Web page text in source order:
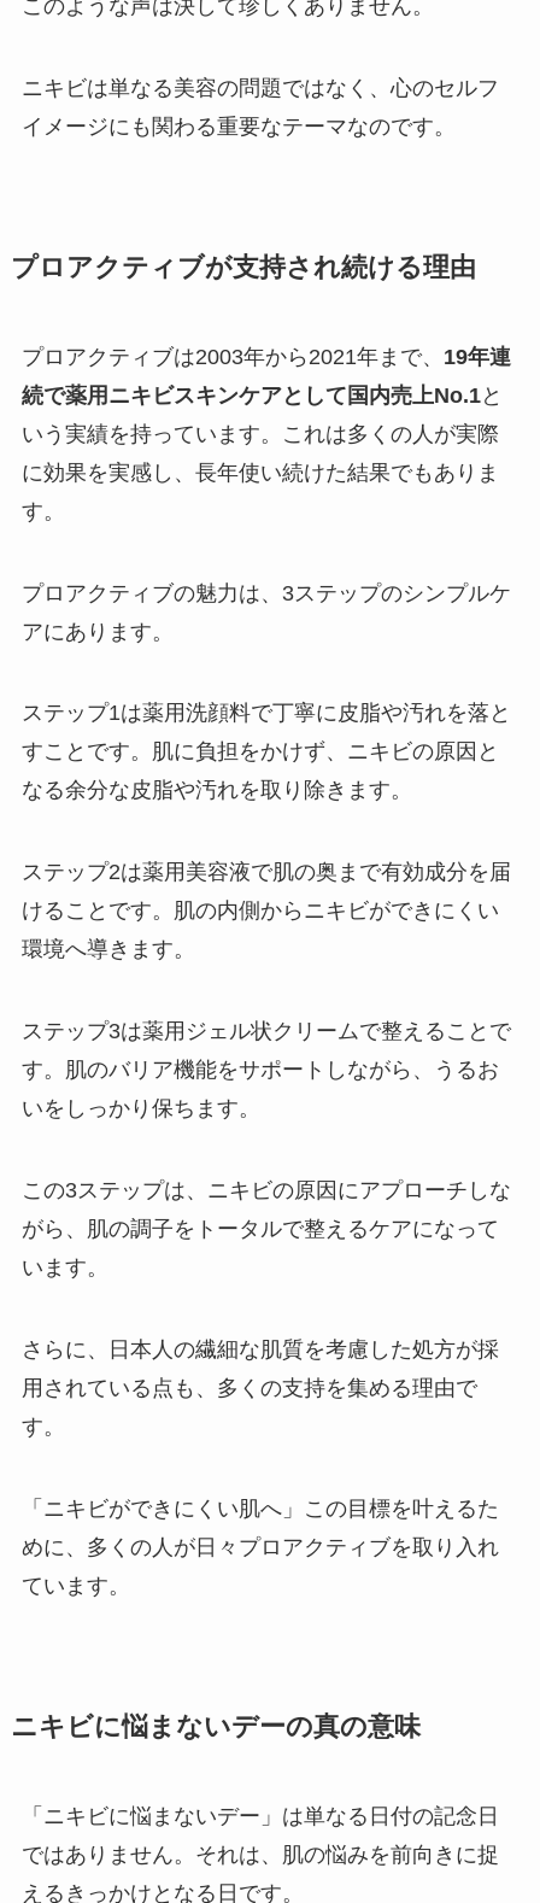
このような声は決して珍しくありません。
ニキビは単なる美容の問題ではなく、心のセルフ
イメージにも関わる重要なテーマなのです。
プロアクティブが支持され続ける理由
プロアクティブは2003年から2021年まで、 19年連
続で薬用ニキビスキンケアとして国内売上No.1と
いう実績を持っています。これは多くの人が実際
に効果を実感し、長年使い続けた結果でもありま
す。
プロアクティブの魅力は、3ステップのシンプルケ
アにあります。
ステップ1は薬用洗顔料で丁寧に皮脂や汚れを落と
すことです。肌に負担をかけず、ニキビの原因と
なる余分な皮脂や汚れを取り除きます。
ステップ2は薬用美容液で肌の奥まで有効成分を届
けることです。肌の内側からニキビができにくい
環境へ導きます。
ステップ3は薬用ジェル状クリームで整えることで
す。肌のバリア機能をサポートしながら、うるお
いをしっかり保ちます。
この3ステップは、ニキビの原因にアプローチしな
がら、肌の調子をトータルで整えるケアになって
います。
さらに、日本人の繊細な肌質を考慮した処方が採
用されている点も、多くの支持を集める理由で
す。
「ニキビができにくい肌へ」この目標を叶えるた
めに、多くの人が日々プロアクティブを取り入れ
ています。
ニキビに悩まないデーの真の意味
「ニキビに悩まないデー」は単なる日付の記念日
ではありません。それは、肌の悩みを前向きに捉
えるきっかけとなる日です。